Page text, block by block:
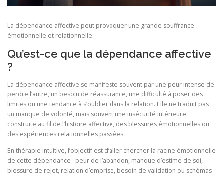
La dépendance affective peut provoquer une grande souffrance
émotionnelle et relationnelle.
Qu’est-ce que la dépendance affective
?
La dépendance affective se manifeste souvent par une peur intense de
perdre l’autre, un besoin de réassurance, une difficulté à poser des
limites ou une tendance à s’oublier dans la relation. Elle ne traduit pas
un manque de volonté, mais souvent une insécurité intérieure
construite au fil de l’histoire affective, des blessures émotionnelles ou
des expériences relationnelles passées.
En thérapie intuitive, l’objectif est d’aller chercher la racine émotionnelle
de cette dépendance : peur de l’abandon, manque d’estime de soi,
blessure de rejet, relation d’emprise, besoin de validation ou schémas